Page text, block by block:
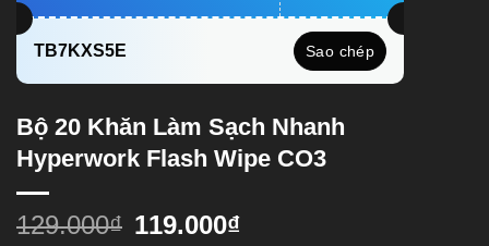
TB7KXS5E Sao chép
Bộ 20 Khăn Làm Sạch Nhanh
Hyperwork Flash Wipe CO3
129.000₫ 119.000₫